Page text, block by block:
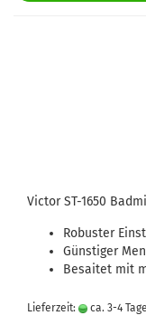
Victor ST-1650
Robuster
Günstiger
Besaitet mit
Lieferzeit: ca. 3-4 Tage